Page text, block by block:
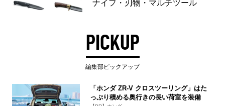
ナイフ・刃物・マルチツール
PICKUP
編集部ピックアップ
「ホンダ ZR-V クロスツーリング」はた
っぷり積める奥行きの長い荷室を装備